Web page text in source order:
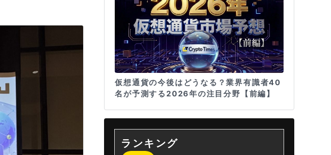
仮想通貨の今後はどうなる？業界有識者40
名が予測する2026年の注目分野【前編】
ランキング